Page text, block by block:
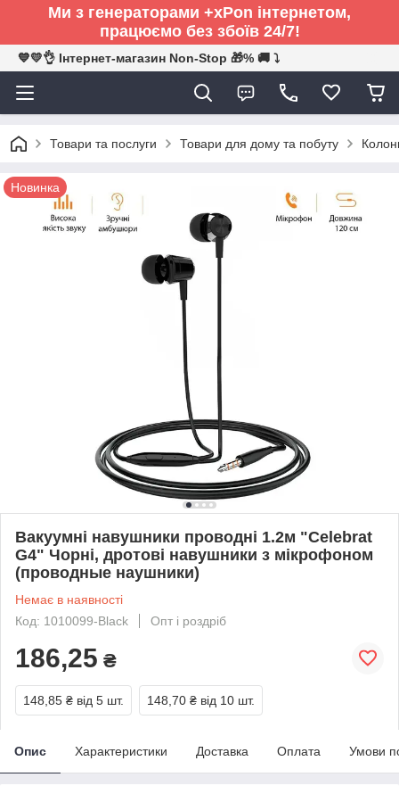
Ми з генераторами +xPon інтернетом,
працюємо без збоїв 24/7!
💙💛👌 Інтернет-магазин Non-Stop 🎁% 🚚 ⤵
Товари та послуги Товари для дому та побуту
Новинка
Вакуумні навушники проводні 1.2м "Celebrat
G4" Чорні, дротові навушники з мікрофоном
(проводные наушники)
Немає в наявності
Код: 1010099-Black
Опт і роздріб
186,25 ₴
148,85 ₴ від 5 шт. 148,70 ₴ від 10 шт.
Опис Характеристики Доставка Оплата Умови